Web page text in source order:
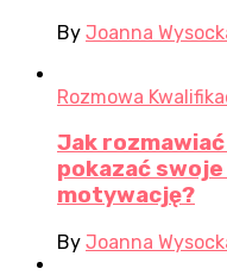
By Joanna
Rozmowa
Jak
pokazać
motywację?
By Joanna